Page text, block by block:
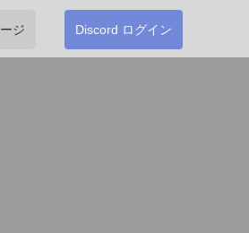
ジ Discord ログイン